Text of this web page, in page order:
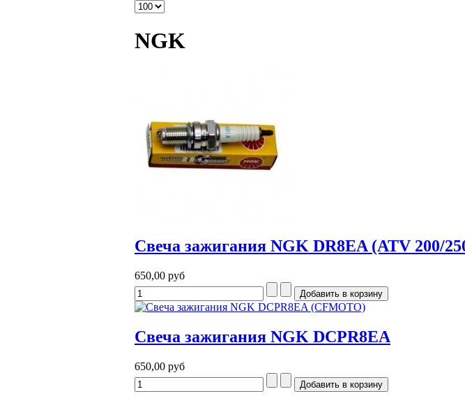
NGK
Свеча зажигания NGK DR8EA (ATV 200/
650,00 руб
Cвеча зажигания NGK DCPR8EA
650,00 руб